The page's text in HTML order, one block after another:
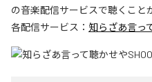
の音楽配信サービスで聴くこと
各配信サービス： 知らざあ言っ